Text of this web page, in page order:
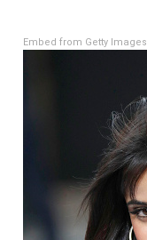
Embed from Getty Images